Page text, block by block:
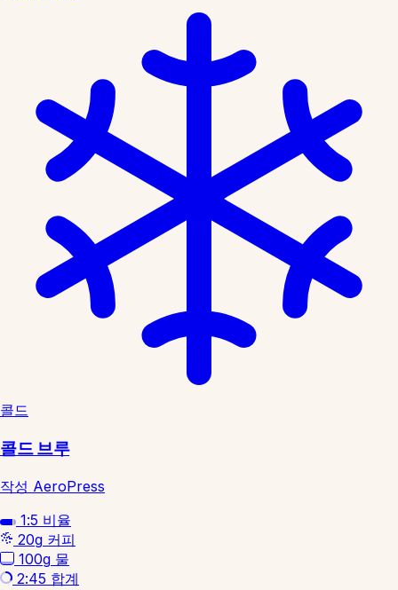
콜드
콜드 브루
작성 AeroPress
1:5 비율
20g 커피
100g 물
2:45 합계